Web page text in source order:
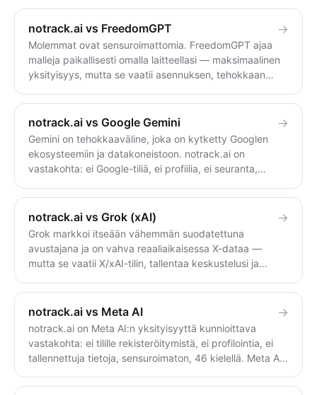
itsenäistä, sensuroimatonta mallia, joka vastaa suoraan.
Valitse Duck.ai, jos haluat tunnettuja malleja
yksityisyydellä; valitse notrack.ai, jos haluat
sensuroimattomia, monikielisiä vastauksia.
notrack.ai vs FreedomGPT →
Molemmat ovat sensuroimattomia. FreedomGPT ajaa
malleja paikallisesti omalla laitteellasi — maksimaalinen
yksityisyys, mutta se vaatii asennuksen, tehokkaan
asennusta, ei tiliä, tilaton, 46 kieltä. Valitse FreedomGPT
täysin offline-käyttöön; valitse notrack.ai, jos haluat vain
avata välilehden ja kysyä.
notrack.ai vs Google Gemini →
Gemini on tehokkaaväline, joka on kytketty Googlen
ekosysteemiin ja datakoneistoon. notrack.ai on
vastakohta: ei Google-tiliä, ei profiilia, ei seuranta,
multimodaalisen tehon vuoksi; käytä notrack.ai, kun et
halua Googlen liittyvän kysymyksiisi.
notrack.ai vs Grok (xAI) →
Grok markkoi itseään vähemmän suodatettuna
avustajana ja on vahva reaaliaikaisessa X-dataa —
mutta se vaatii X/xAI-tilin, tallentaa keskustelusi ja
tiliä, ei tallenna mitään ja on täysin sensuuriton. Käytä
Grokia reaaliaikaisiin, X-integroituihin vastauksiin; käytä
notrack.ai:ta anonyymiin, tilittömään ja
suodattamattomaan keskusteluun.
notrack.ai vs Meta AI →
notrack.ai on Meta AI:n yksityisyyttä kunnioittava
vastakohta: ei tilille rekisteröitymistä, ei profilointia, ei
tallennettuja tietoja, sensuroimaton, 46 kielellä. Meta AI
Facebookissa, se on sidoksissa Meta-tunnukseesi — ja